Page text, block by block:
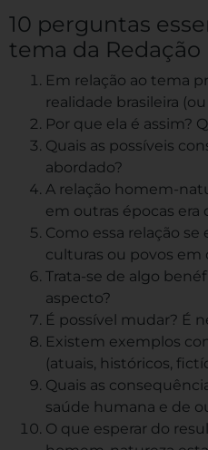
10 perguntas
tema da Redação
Em relação ao tema
realidade brasileira
Por que ela é assim?
Quais as possíveis
abordado?
A relação homem-
em outras épocas era
Como essa relação
culturas ou povos
Trata-se de algo
aspecto?
É possível mudar? É
Existem exemplos
(atuais, históricos,
Quais as
saúde humana e de
O que esperar do